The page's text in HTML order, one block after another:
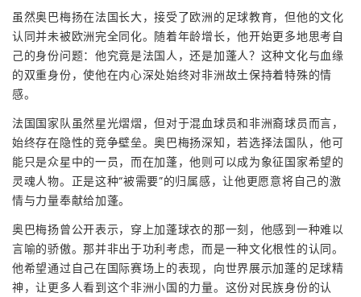
虽然奥巴梅扬在法国长大，接受了欧洲的足球教育，但他的文化
认同并未被欧洲完全同化。随着年龄增长，他开始更多地思考自
己的身份问题：他究竟是法国人，还是加蓬人？这种文化与血缘
的双重身份，使他在内心深处始终对非洲故土保持着特殊的情
感。
法国国家队虽然星光熠熠，但对于混血球员和非洲裔球员而言，
始终存在隐性的竞争壁垒。奥巴梅扬深知，若选择法国队，他可
能只是众星中的一员，而在加蓬，他则可以成为象征国家希望的
灵魂人物。正是这种“被需要”的归属感，让他更愿意将自己的激
情与力量奉献给加蓬。
奥巴梅扬曾公开表示，穿上加蓬球衣的那一刻，他感到一种难以
言喻的骄傲。那并非出于功利考虑，而是一种文化根性的认同。
他希望通过自己在国际赛场上的表现，向世界展示加蓬的足球精
神，让更多人看到这个非洲小国的力量。这份对民族身份的认